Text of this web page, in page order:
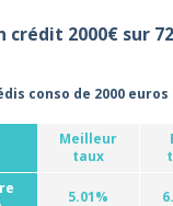
crédit 2000€ sur
conso de 2000 euros
Meilleur
taux
5.01%